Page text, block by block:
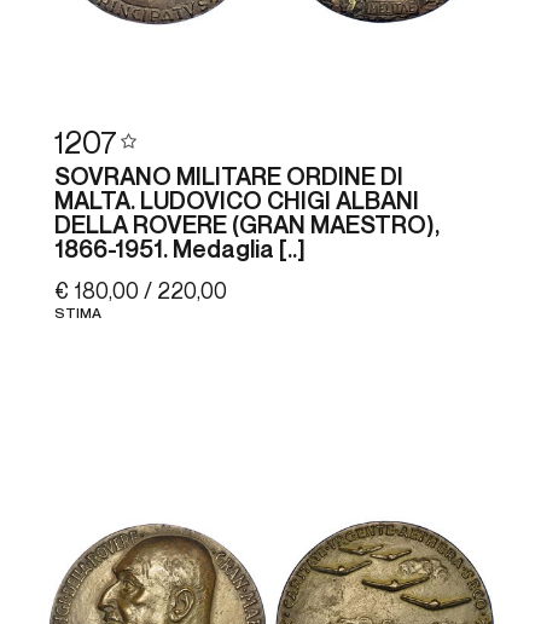
1207
SOVRANO MILITARE ORDINE DI
MALTA. LUDOVICO CHIGI ALBANI
DELLA ROVERE (GRAN MAESTRO),
1866-1951. Medaglia [..]
€ 180,00 / 220,00
STIMA